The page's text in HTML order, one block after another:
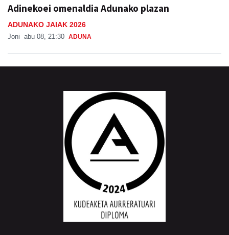
Adinekoei omenaldia Adunako plazan
ADUNAKO JAIAK 2026
Joni abu 08, 21:30 ADUNA